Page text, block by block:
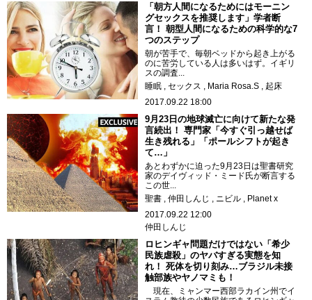
「朝方人間になるためにはモーニン
グセックスを推奨します」学者断
言！ 朝型人間になるための科学的な7
つのステップ
朝が苦手で、毎朝ベッドから起き上がる
のに苦労している人は多いはず。イギリ
スの調査...
睡眠
セックス Maria Rosa.S
起床
2017.09.22 18:00
9月23日の地球滅亡に向けて新たな発
言続出！ 専門家「今すぐ引っ越せば
生き残れる」「ポールシフトが起き
て…」
あとわずかに迫った9月23日は聖書研究
家のデイヴィッド・ミード氏が断言する
この世...
聖書
仲田しんじ ニビル
Planet x
2017.09.22 12:00
仲田しんじ
ロヒンギャ問題だけではない「希少
民族虐殺」のヤバすぎる実態を知
れ！ 死体を切り刻み…ブラジル未接
触部族やヤノマミも！
現在、ミャンマー西部ラカイン州でイ